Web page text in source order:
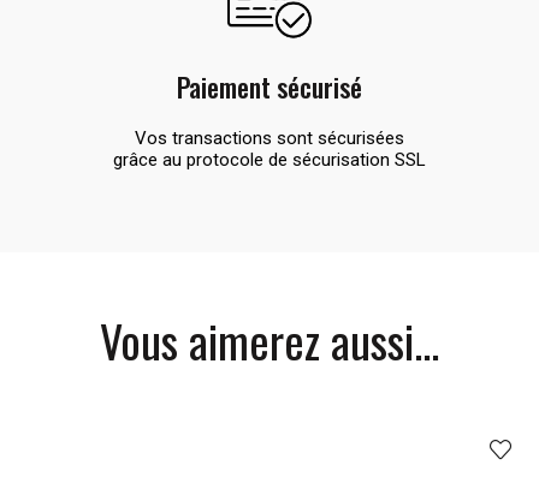
Paiement sécurisé
Vos transactions sont sécurisées
grâce au protocole de sécurisation SSL
Vous aimerez aussi...